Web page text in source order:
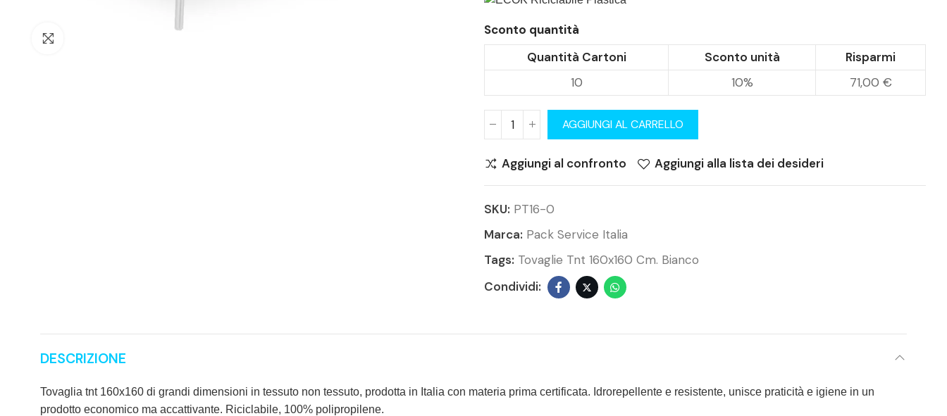
Sconto quantità
Quantità Cartoni
Sconto unità
Risparmi
10
10% 71,00 €
AGGIUNGI AL CARRELLO
Aggiungi al confronto Aggiungi alla lista dei desideri
SKU: PT16-0
Marca: Pack Service Italia
Tags: Tovaglie Tnt 160x160 Cm. Bianco
DESCRIZIONE
Tovaglia tnt 160x160 di grandi dimensioni in tessuto non tessuto, prodotta in Italia con materia prima certificata. Idrorepellente e resistente, unisce praticità e igiene in un
prodotto economico ma accattivante. Riciclabile, 100% polipropilene.